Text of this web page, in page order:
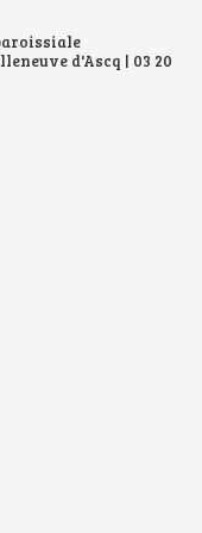
d'Ascq | 03 20